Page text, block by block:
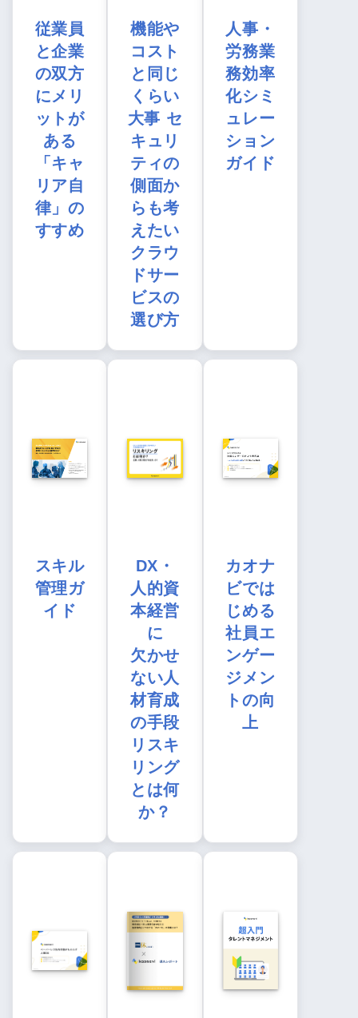
従業員
と企業
の双方
にメリ
ットが
ある
「キャ
リア自
律」の
すすめ
機能や
コスト
と同じ
くらい
大事 セ
キュリ
ティの
側面か
らも考
えたい
クラウ
ドサー
ビスの
選び方
人事・
労務業
務効率
化シミ
ュレー
ション
ガイド
スキル
管理ガ
イド
DX・
人的資
本経営
に
欠かせ
ない人
材育成
の手段
リスキ
リング
とは何
か？
カオナ
ビでは
じめる
社員エ
ンゲー
ジメン
トの向
上